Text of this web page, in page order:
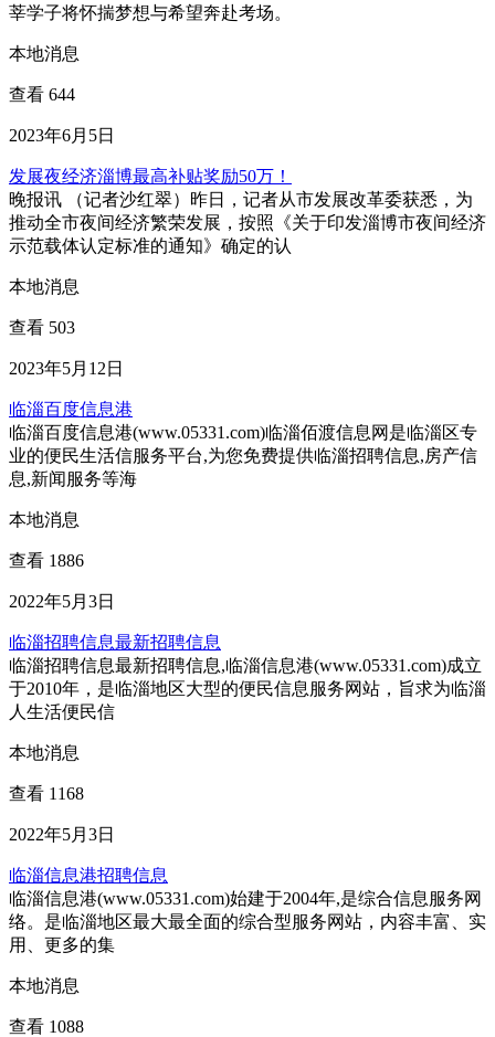
莘学子将怀揣梦想与希望奔赴考场。
本地消息
查看 644
2023年6月5日
发展夜经济淄博最高补贴奖励50万！
晚报讯 （记者沙红翠）昨日，记者从市发展改革委获悉，为
推动全市夜间经济繁荣发展，按照《关于印发淄博市夜间经济
示范载体认定标准的通知》确定的认
本地消息
查看 503
2023年5月12日
临淄百度信息港
临淄百度信息港(www.05331.com)临淄佰渡信息网是临淄区专
业的便民生活信服务平台,为您免费提供临淄招聘信息,房产信
息,新闻服务等海
本地消息
查看 1886
2022年5月3日
临淄招聘信息最新招聘信息
临淄招聘信息最新招聘信息,临淄信息港(www.05331.com)成立
于2010年，是临淄地区大型的便民信息服务网站，旨求为临淄
人生活便民信
本地消息
查看 1168
2022年5月3日
临淄信息港招聘信息
临淄信息港(www.05331.com)始建于2004年,是综合信息服务网
络。是临淄地区最大最全面的综合型服务网站，内容丰富、实
用、更多的集
本地消息
查看 1088